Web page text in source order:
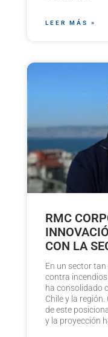
LEER MÁS »
RMC
CON LA
En un sector
contra
ha consolidado
Chile y la
de este
y la proyección